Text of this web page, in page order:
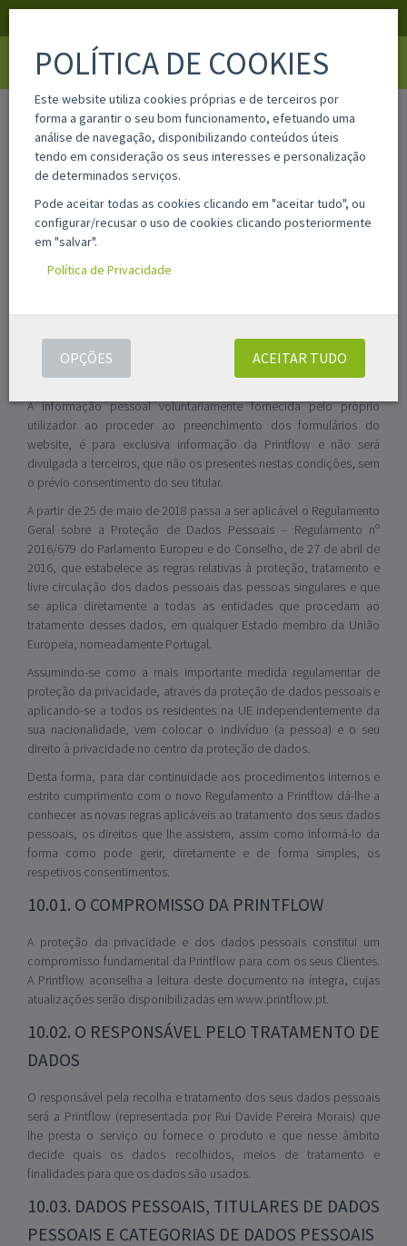
home condições gerais política de privacidade
POLÍTICA DE PRIVACIDADE E PROTECÇÃO DE
DADOS
Esta informação é parte integrante da "Informação pré-contratual /
Condições gerais de utilização e de venda" que pode consultar na
totalidade
navegar em algumas seções e/ou funcionalidades do website sem
fornecer qualquer tipo de informação pessoal, permanecendo no
anonimato durante a sua visita.
A informação pessoal voluntariamente fornecida pelo próprio
utilizador ao proceder ao preenchimento dos formulários do
website, é para exclusiva informação da Printflow e não será
divulgada a terceiros, que não os presentes nestas condições, sem
o prévio consentimento do seu titular.
A partir de 25 de maio de 2018 passa a ser aplicável o Regulamento
Geral sobre a Proteção de Dados Pessoais – Regulamento nº
2016/679 do Parlamento Europeu e do Conselho, de 27 de abril de
2016, que estabelece as regras relativas à proteção, tratamento e
livre circulação dos dados pessoais das pessoas singulares e que
se aplica diretamente a todas as entidades que procedam ao
tratamento desses dados, em qualquer Estado membro da União
Europeia, nomeadamente Portugal.
Assumindo-se como a mais importante medida regulamentar de
proteção da privacidade, através da proteção de dados pessoais e
aplicando-se a todos os residentes na UE independentemente da
sua nacionalidade, vem colocar o indivíduo (a pessoa) e o seu
direito à privacidade no centro da proteção de dados.
Desta forma, para dar continuidade aos procedimentos internos e
estrito cumprimento com o novo Regulamento a Printflow dá-lhe a
conhecer as novas regras aplicáveis ao tratamento dos seus dados
pessoais, os direitos que lhe assistem, assim como informá-lo da
forma como pode gerir, diretamente e de forma simples, os
respetivos consentimentos.
10.01. O COMPROMISSO DA PRINTFLOW
A proteção da privacidade e dos dados pessoais constitui um
compromisso fundamental da Printflow para com os seus Clientes.
A Printflow aconselha a leitura deste documento na íntegra, cujas
atualizações serão disponibilizadas em www.printflow.pt.
10.02. O RESPONSÁVEL PELO TRATAMENTO DE
DADOS
O responsável pela recolha e tratamento dos seus dados pessoais
será a Printflow (representada por Rui Davide Pereira Morais) que
lhe presta o serviço ou fornece o produto e que nesse âmbito
decide quais os dados recolhidos, meios de tratamento e
finalidades para que os dados são usados.
10.03. DADOS PESSOAIS, TITULARES DE DADOS
PESSOAIS E CATEGORIAS DE DADOS PESSOAIS
POLÍTICA DE COOKIES
Este website utiliza cookies próprias e de terceiros por
forma a garantir o seu bom funcionamento, efetuando uma
análise de navegação, disponibilizando conteúdos úteis
tendo em consideração os seus interesses e personalização
de determinados serviços.
Pode aceitar todas as cookies clicando em "aceitar tudo", ou
configurar/recusar o uso de cookies clicando posteriormente
em "salvar".
Política de Privacidade
ACEITAR TUDO
OPÇÕES